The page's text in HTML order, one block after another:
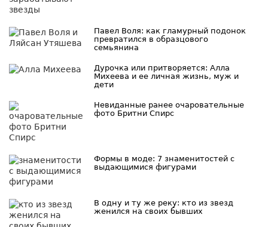
Павел Воля: как гламурный подонок
превратился в образцового
семьянина
Дурочка или притворяется: Алла
Михеева и ее личная жизнь, муж и
дети
Невиданные ранее очаровательные
фото Бритни Спирс
Формы в моде: 7 знаменитостей с
выдающимися фигурами
В одну и ту же реку: кто из звезд
женился на своих бывших